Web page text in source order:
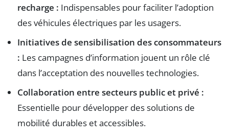
recharge : Indispensables pour faciliter l’adoption
des véhicules électriques par les usagers.
Initiatives de sensibilisation des consommateurs
: Les campagnes d’information jouent un rôle clé
dans l’acceptation des nouvelles technologies.
Collaboration entre secteurs public et privé :
Essentielle pour développer des solutions de
mobilité durables et accessibles.